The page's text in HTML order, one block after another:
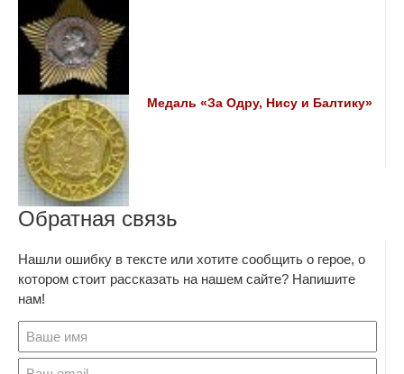
Медаль «За Одру, Нису и Балтику»
Обратная связь
Нашли ошибку в тексте или хотите сообщить о герое, о
котором стоит рассказать на нашем сайте? Напишите
нам!